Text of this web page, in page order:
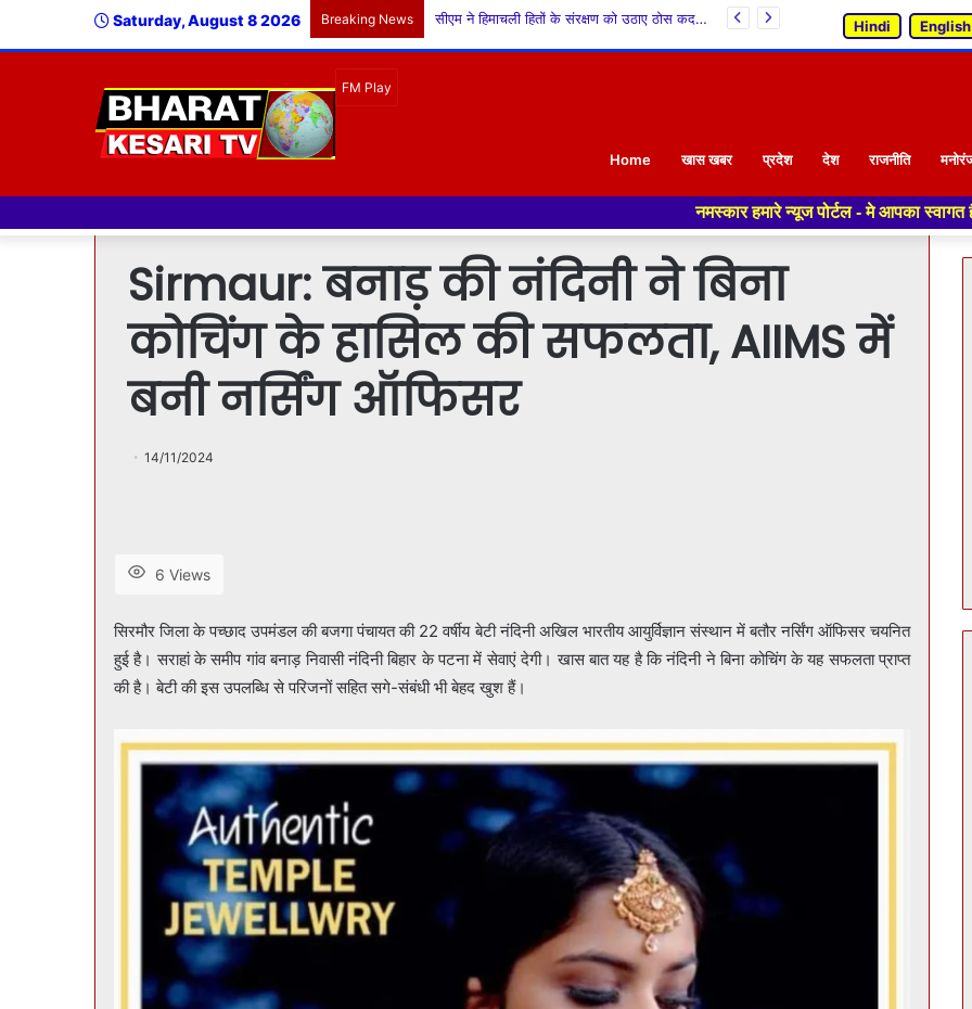
Saturday, August 8 2026 Breaking News शोल्टू में चर्खा स्वयं सहायता समूह द्वारा 12वें राष्ट्रीय हथकरघा दिवस का आयोजन, किन्नौरी लिंगचेष् को मिला GI टैग Hindi English
Home खास खबर प्रदेश देश राजनीति
नमस्कार हमारे न्यूज पोर्टल - मे आपका स्वागत हैं ,यहाँ आपको
Sirmaur: बनाड़ की नंदिनी ने बिना
कोचिंग के हासिल की सफलता, AIIMS में
बनी नर्सिंग ऑफिसर
14/11/2024
6 Views
सिरमौर जिला के पच्छाद उपमंडल की बजगा पंचायत की 22 वर्षीय बेटी नंदिनी अखिल भारतीय आयुर्विज्ञान संस्थान में बतौर नर्सिंग ऑफिसर चयनित
हुई है। सराहां के समीप गांव बनाड़ निवासी नंदिनी बिहार के पटना में सेवाएं देगी। खास बात यह है कि नंदिनी ने बिना कोचिंग के यह सफलता प्राप्त
की है। बेटी की इस उपलब्धि से परिजनों सहित सगे-संबंधी भी बेहद खुश हैं।